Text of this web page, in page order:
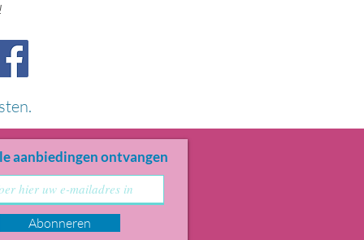
aanbiedingen ontvangen
Abonneren